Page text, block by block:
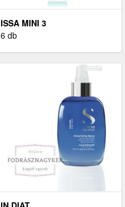
ISSA MINI 3
6 db